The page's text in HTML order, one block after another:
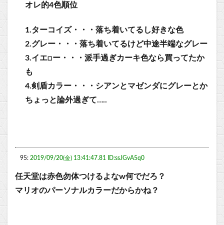
オレ的4色順位
1.ターコイズ・・・落ち着いてるし好きな色
2.グレー・・・落ち着いてるけど中途半端なグレー
3.イエ□ー・・・派手過ぎカーキ色なら買ってたか
も
4.剣盾カラー・・・シアンとマゼンダにグレーとか
ちょっと論外過ぎて…..
95: 2019/09/20(金) 13:41:47.81 ID:ssJGvA5q0
任天堂は赤色勿体つけるよなw何でだろ？
マリオのパーソナルカラーだからかね？